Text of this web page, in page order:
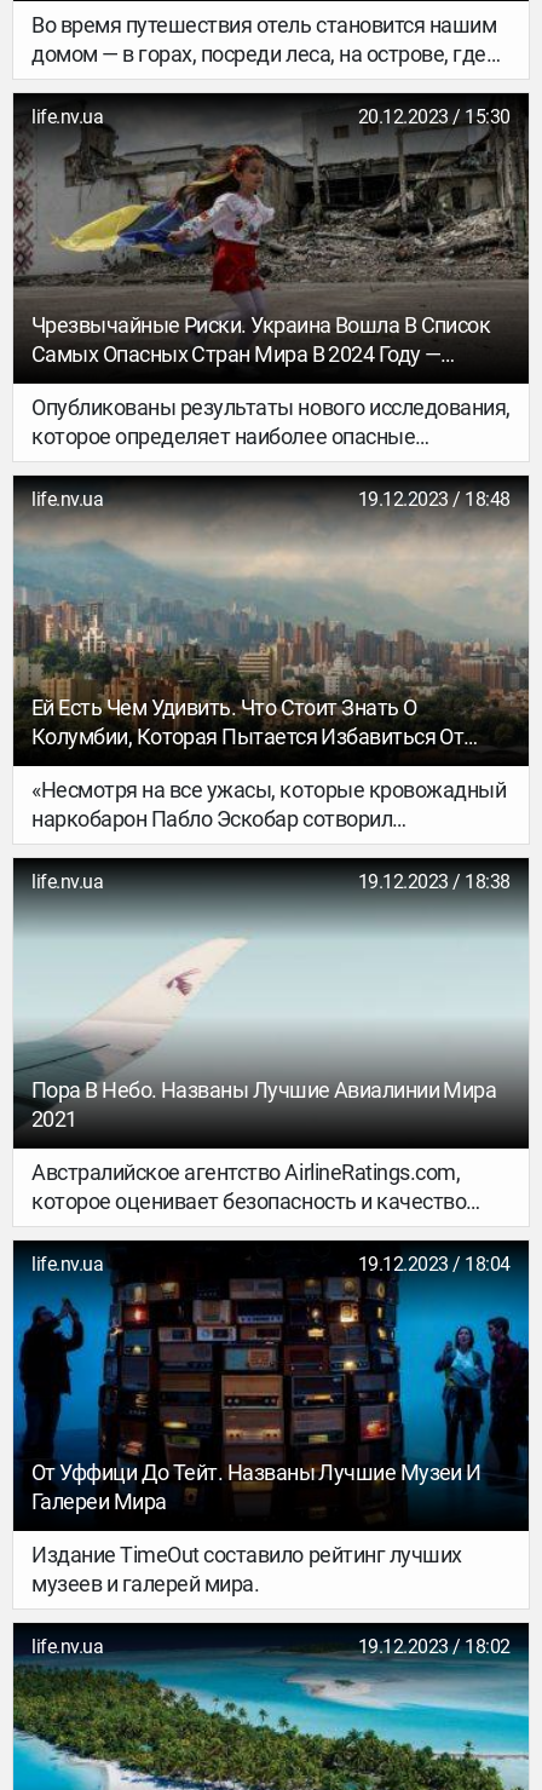
Во время путешествия отель становится нашим
домом — в горах, посреди леса, на острове, где
угодно. А дом должен быть уютным и тёплым,
особенно зимой. Выбрали гостиницы в
окружении дикой природы, где получится
отдохнуть в приватных шале и коттеджах с
настоящим комфортом и ни в чём себе не
отказывать.
life.nv.ua 20.12.2023 / 15:30
Чрезвычайные Риски. Украина Вошла В Список
Самых Опасных Стран Мира В 2024 Году —
Исследование
Опубликованы результаты нового исследования,
которое определяет наиболее опасные
и безопасные страны мира в 2024 году.
life.nv.ua 19.12.2023 / 18:48
Ей Есть Чем Удивить. Что Стоит Знать О
Колумбии, Которая Пытается Избавиться От
Имиджа Страны Постоянной Опасности И
Наркокартелей
«Несмотря на все ужасы, которые кровожадный
наркобарон Пабло Эскобар сотворил
с Колумбией, отношение к нему здесь
неоднозначное, — рассказывает НВ побывавшая
там Елена Волошина. — При нас букет на его
могилу положили молодые люди, а когда
мы спросили, за что они так уважают Эскобара,
они ответили: «Он много делал для бедных».
life.nv.ua 19.12.2023 / 18:38
Пора В Небо. Названы Лучшие Авиалинии Мира
2021
Австралийское агентство AirlineRatings.com,
которое оценивает безопасность и качество
полетов, опубликовало рейтинг лучших
авиалиний мира в 2021 году.
life.nv.ua 19.12.2023 / 18:04
От Уффици До Тейт. Названы Лучшие Музеи И
Галереи Мира
Издание TimeOut составило рейтинг лучших
музеев и галерей мира.
life.nv.ua 19.12.2023 / 18:02